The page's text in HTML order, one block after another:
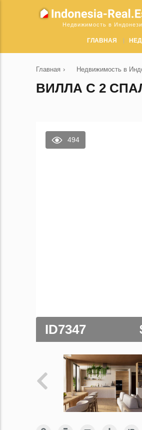
Недвижимость в
ГЛАВНАЯ
Главная › Недвижимость в
ВИЛЛА С 2
494
ID7347